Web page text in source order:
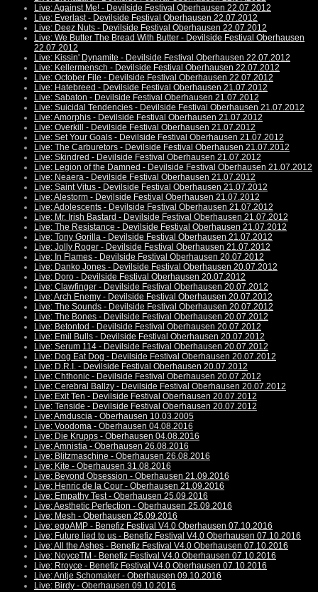
Live: Against Me! - Devilside Festival Oberhausen 22.07.2012
Live: Everlast - Devilside Festival Oberhausen 22.07.2012
Live: Deez Nuts - Devilside Festival Oberhausen 22.07.2012
Live: We Butter The Bread With Butter - Devilside Festival Oberhausen
22.07.2012
Live: Kissin' Dynamite - Devilside Festival Oberhausen 22.07.2012
Live: Kellermensch - Devilside Festival Oberhausen 22.07.2012
Live: October File - Devilside Festival Oberhausen 22.07.2012
Live: Hatebreed - Devilside Festival Oberhausen 21.07.2012
Live: Sabaton - Devilside Festival Oberhausen 21.07.2012
Live: Suicidal Tendencies - Devilside Festival Oberhausen 21.07.2012
Live: Amorphis - Devilside Festival Oberhausen 21.07.2012
Live: Overkill - Devilside Festival Oberhausen 21.07.2012
Live: Set Your Goals - Devilside Festival Oberhausen 21.07.2012
Live: The Carburetors - Devilside Festival Oberhausen 21.07.2012
Live: Skindred - Devilside Festival Oberhausen 21.07.2012
Live: Legion of the Damned - Devilside Festival Oberhausen 21.07.2012
Live: Neaera - Devilside Festival Oberhausen 21.07.2012
Live: Saint Vitus - Devilside Festival Oberhausen 21.07.2012
Live: Alestorm - Devilside Festival Oberhausen 21.07.2012
Live: Adolescents - Devilside Festival Oberhausen 21.07.2012
Live: Mr. Irish Bastard - Devilside Festival Oberhausen 21.07.2012
Live: The Resistance - Devilside Festival Oberhausen 21.07.2012
Live: Tony Gorilla - Devilside Festival Oberhausen 21.07.2012
Live: Jolly Roger - Devilside Festival Oberhausen 21.07.2012
Live: In Flames - Devilside Festival Oberhausen 20.07.2012
Live: Danko Jones - Devilside Festival Oberhausen 20.07.2012
Live: Doro - Devilside Festival Oberhausen 20.07.2012
Live: Clawfinger - Devilside Festival Oberhausen 20.07.2012
Live: Arch Enemy - Devilside Festival Oberhausen 20.07.2012
Live: The Sounds - Devilside Festival Oberhausen 20.07.2012
Live: The Bones - Devilside Festival Oberhausen 20.07.2012
Live: Betontod - Devilside Festival Oberhausen 20.07.2012
Live: Emil Bulls - Devilside Festival Oberhausen 20.07.2012
Live: Serum 114 - Devilside Festival Oberhausen 20.07.2012
Live: Dog Eat Dog - Devilside Festival Oberhausen 20.07.2012
Live: D.R.I. - Devilside Festival Oberhausen 20.07.2012
Live: Chthonic - Devilside Festival Oberhausen 20.07.2012
Live: Cerebral Ballzy - Devilside Festival Oberhausen 20.07.2012
Live: Exit Ten - Devilside Festival Oberhausen 20.07.2012
Live: Tenside - Devilside Festival Oberhausen 20.07.2012
Live: Amduscia - Oberhausen 10.03.2005
Live: Voodoma - Oberhausen 04.08.2016
Live: Die Krupps - Oberhausen 04.08.2016
Live: Amnistia - Oberhausen 26.08.2016
Live: Blitzmaschine - Oberhausen 26.08.2016
Live: Kite - Oberhausen 31.08.2016
Live: Beyond Obsession - Oberhausen 21.09.2016
Live: Henric de la Cour - Oberhausen 21.09.2016
Live: Empathy Test - Oberhausen 25.09.2016
Live: Aesthetic Perfection - Oberhausen 25.09.2016
Live: Mesh - Oberhausen 25.09.2016
Live: egoAMP - Benefiz Festival V4.0 Oberhausen 07.10.2016
Live: Future lied to us - Benefiz Festival V4.0 Oberhausen 07.10.2016
Live: All the Ashes - Benefiz Festival V4.0 Oberhausen 07.10.2016
Live: NoyceTM - Benefiz Festival V4.0 Oberhausen 07.10.2016
Live: Rroyce - Benefiz Festival V4.0 Oberhausen 07.10.2016
Live: Antje Schomaker - Oberhausen 09.10.2016
Live: Birdy - Oberhausen 09.10.2016